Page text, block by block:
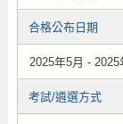
合格公布日期
2025年5月 - 2025
考試/遴選方式